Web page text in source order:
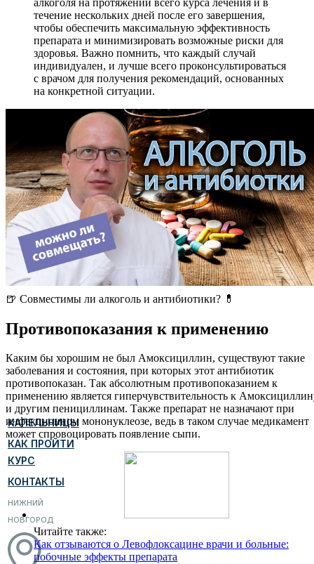
КАПЕЛЬНИЦЫ
КАК ПРОЙТИ
КУРС
КОНТАКТЫ
НИЖНИЙ
НОВГОРОД
течение нескольких дней после его завершения,
чтобы обеспечить максимальную эффективность
препарата и минимизировать возможные риски для
здоровья. Важно помнить, что каждый случай
индивидуален, и лучше всего проконсультироваться
с врачом для получения рекомендаций, основанных
на конкретной ситуации.
🍺 Совместимы ли алкоголь и антибиотики? 💊
Противопоказания к применению
Каким бы хорошим не был Амоксициллин, существуют такие
заболевания и состояния, при которых этот антибиотик
противопоказан. Так абсолютным противопоказанием к
применению является гиперчувствительность к
и другим пенициллинам. Также препарат не назначают при
инфекционном мононуклеозе, ведь в таком случае медикамент
может спровоцировать появление сыпи.
Читайте также:
Как отзываются о Левофлоксацине врачи и больные:
побочные эффекты препарата